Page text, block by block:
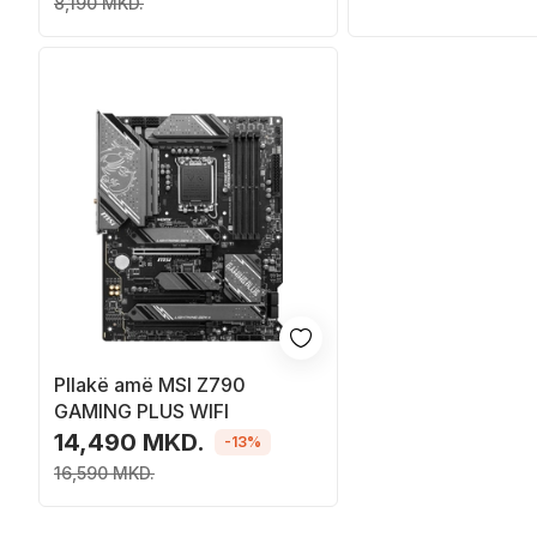
Pllakë amë MSI Z790
GAMING PLUS WIFI
14,490 MKD.
16,590 MKD.
-13%